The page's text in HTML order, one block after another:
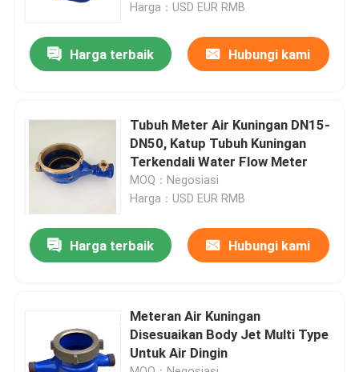
Tur Pabrik
Hubungi kami
Berita
Permintaan Penawaran
Kuningan pengecoran perunggu
Meteran Air Kuningan
Harga：USD EUR RMB
Harga terbaik Hubungi kami
Tubuh Meter Air Kuningan DN15-
DN50, Katup Tubuh Kuningan
Terkendali Water Flow Meter
MOQ：Negosiasi
Harga：USD EUR RMB
Harga terbaik Hubungi kami
Meteran Air Kuningan
Disesuaikan Body Jet Multi Type
Untuk Air Dingin